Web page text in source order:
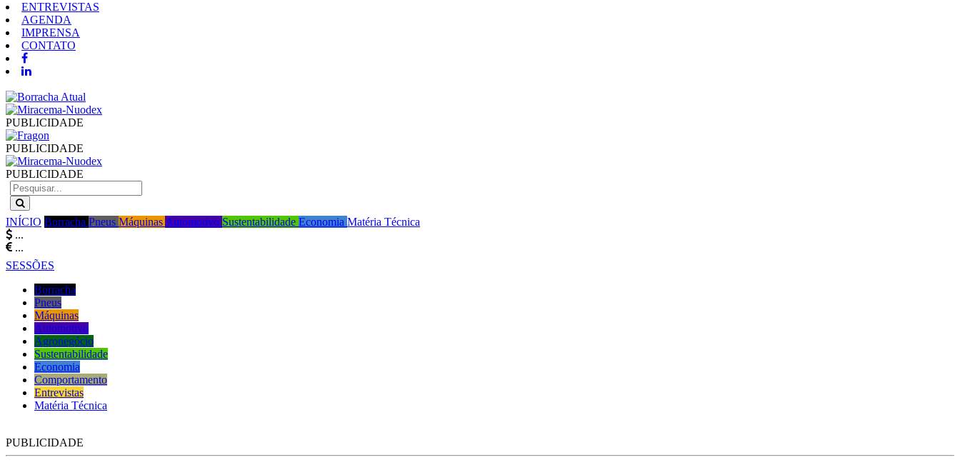
ENTREVISTAS
AGENDA
IMPRENSA
CONTATO
PUBLICIDADE
PUBLICIDADE
PUBLICIDADE
INÍCIO Borracha Pneus Máquinas Automotivo Sustentabilidade Economia Matéria Técnica
...
...
SESSÕES
Borracha
Pneus
Máquinas
Automotivo
Agronegócio
Sustentabilidade
Economia
Comportamento
Entrevistas
Matéria Técnica
PUBLICIDADE